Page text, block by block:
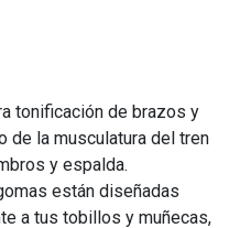
tonificación de brazos y
de la musculatura del tren
y espalda.
están diseñadas
a tus tobillos y muñecas,